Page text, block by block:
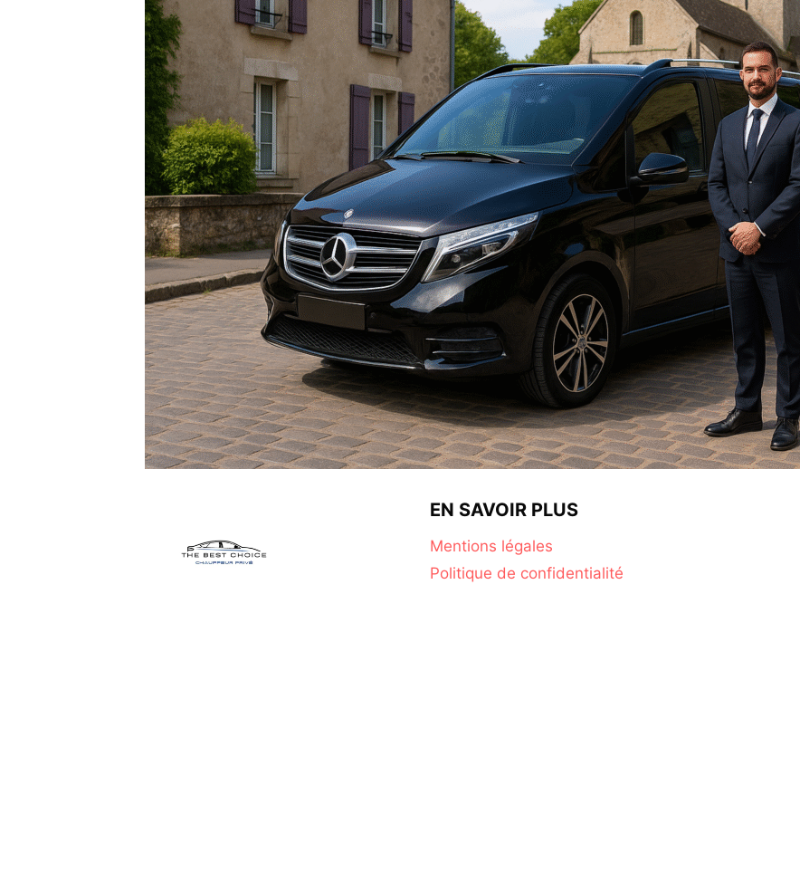
EN SAVOIR PLUS
Mentions légales
Politique de confidentialité